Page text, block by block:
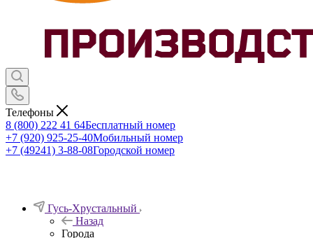
Телефоны
8 (800) 222 41 64Бесплатный номер
+7 (920) 925-25-40Мобильный номер
+7 (49241) 3-88-08Городской номер
Гусь-Хрустальный
Назад
Города